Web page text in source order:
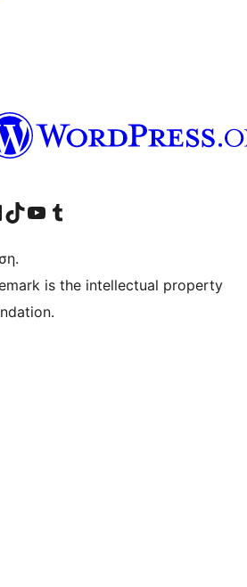
στο Facebook
λογαριασμό μας Instagram
τον λογαριασμό μας LinkedIn
Visit our TikTok account
Visit our YouTube channel
Visit our Tumblr account
is the intellectual property